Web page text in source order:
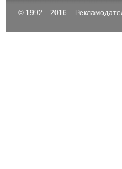
© 1992—2016